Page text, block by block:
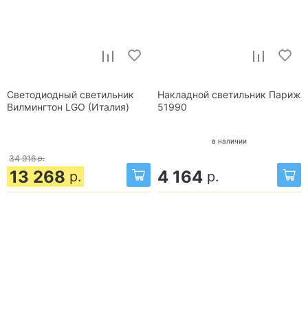
Светодиодный светильник
Вилмингтон LGO (Италия)
34 916 р.
13 268 р.
Накладной светильник Париж
51990
в наличии
4 164 р.